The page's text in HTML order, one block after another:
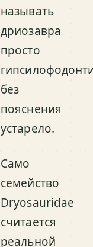
называть
дриозавра
просто
без
пояснения
устарело.
Само
семейство
Dryosauridae
считается
реальной